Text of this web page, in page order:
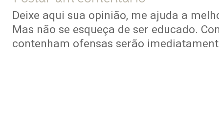
Deixe aqui sua opinião, me ajuda a
Mas não se esqueça de ser educado.
contenham ofensas serão